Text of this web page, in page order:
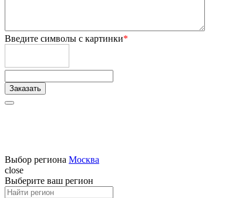
Введите символы с картинки*
Выбор региона Москва
close
Выберите ваш регион